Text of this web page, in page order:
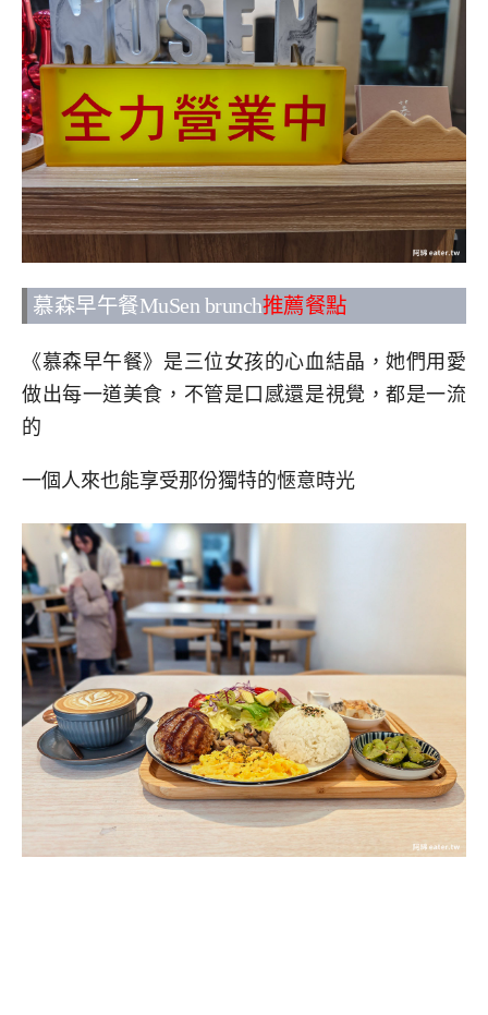
慕森早午餐MuSen brunch推薦餐點
《慕森早午餐》是三位女孩的心血結晶，她們用愛
做出每一道美食，不管是口感還是視覺，都是一流
的
一個人來也能享受那份獨特的愜意時光